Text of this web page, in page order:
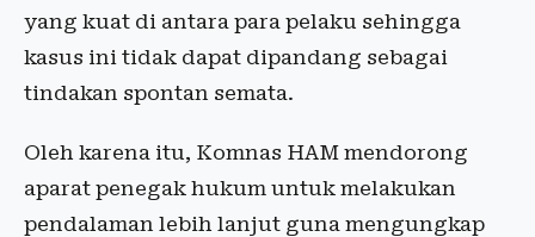
yang kuat di antara para pelaku sehingga
kasus ini tidak dapat dipandang sebagai
tindakan spontan semata.
Oleh karena itu, Komnas HAM mendorong
aparat penegak hukum untuk melakukan
pendalaman lebih lanjut guna mengungkap